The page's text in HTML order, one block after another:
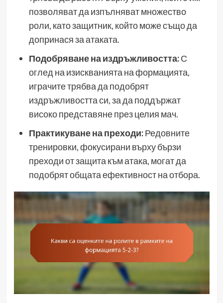
позволяват да изпълняват множество
роли, като защитник, който може също да
допринася за атаката.
Подобряване на издръжливостта:С
оглед на изискванията на формацията,
играчите трябва да подобрят
издръжливостта си, за да поддържат
високо представяне през целия мач.
Практикуване на преходи:Редовните
тренировки, фокусирани върху бързи
преходи от защита към атака, могат да
подобрят общата ефективност на отбора.